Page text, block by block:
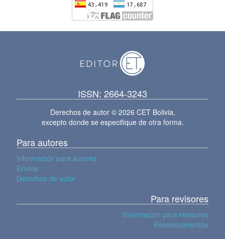
ISSN: 2664-3243
Derechos de autor © 2026 CET Bolivia,
excepto donde se especifique de otra forma.
Para autores
Información para autores
Envíos
Derechos de autor
Para revisores
Información para revisores
Reconocimientos